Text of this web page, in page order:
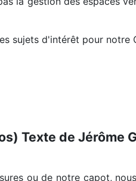
sujets d'intérêt pour notre
Texte de Jérôme
ou de notre capot,